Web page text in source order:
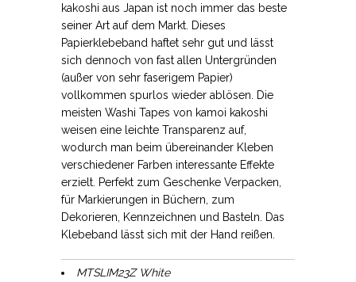
kakoshi aus Japan ist noch immer das beste
seiner Art auf dem Markt. Dieses
Papierklebeband haftet sehr gut und lässt
sich dennoch von fast allen Untergründen
(außer von sehr faserigem Papier)
vollkommen spurlos wieder ablösen. Die
meisten Washi Tapes von kamoi kakoshi
weisen eine leichte Transparenz auf,
wodurch man beim übereinander Kleben
verschiedener Farben interessante Effekte
erzielt. Perfekt zum Geschenke Verpacken,
für Markierungen in Büchern, zum
Dekorieren, Kennzeichnen und Basteln. Das
Klebeband lässt sich mit der Hand reißen.
MTSLIM23Z White